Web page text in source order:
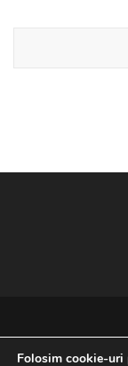
Folosim cookie-uri